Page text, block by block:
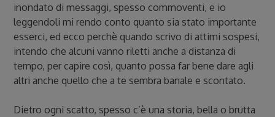
inondato di messaggi, spesso commoventi, e io
leggendoli mi rendo conto quanto sia stato importante
esserci, ed ecco perchè quando scrivo di attimi sospesi,
intendo che alcuni vanno riletti anche a distanza di
tempo, per capire così, quanto possa far bene dare agli
altri anche quello che a te sembra banale e scontato.
Dietro ogni scatto, spesso c’è una storia, bella o brutta